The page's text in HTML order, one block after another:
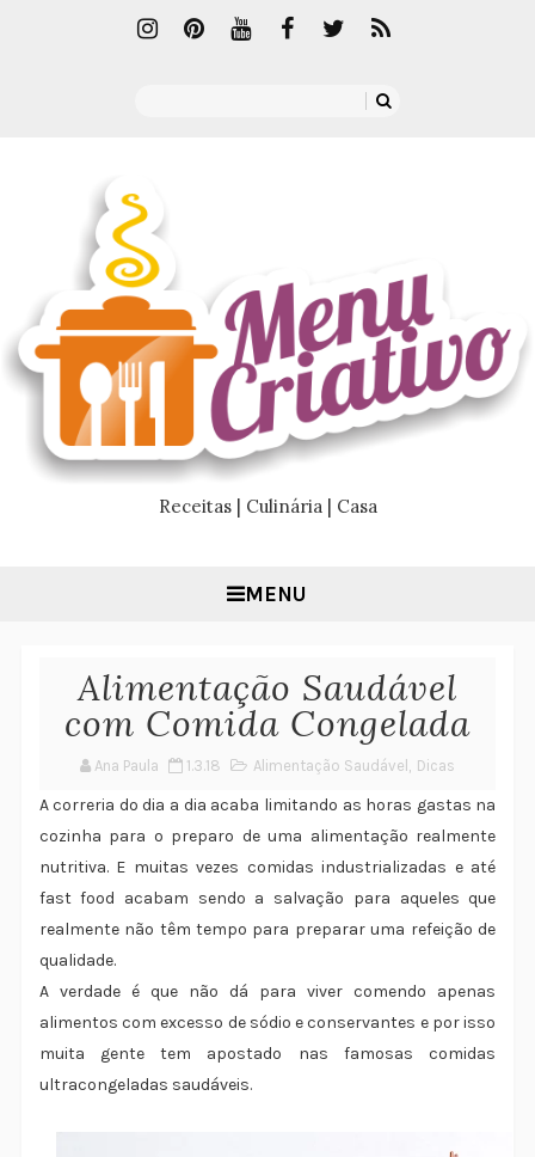
Receitas | Culinária | Casa
MENU
Alimentação Saudável
com Comida Congelada
Ana Paula 1.3.18 Alimentação Saudável , Dicas
A correria do dia a dia acaba limitando as horas gastas na
cozinha para o preparo de uma alimentação realmente
nutritiva. E muitas vezes comidas industrializadas e até
fast food acabam sendo a salvação para aqueles que
realmente não têm tempo para preparar uma refeição de
qualidade.
A verdade é que não dá para viver comendo apenas
alimentos com excesso de sódio e conservantes e por isso
muita gente tem apostado nas famosas comidas
ultracongeladas saudáveis.